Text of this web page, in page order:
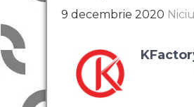
9 decembrie 2020